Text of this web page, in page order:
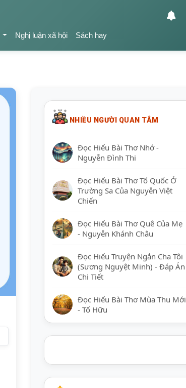
Nghị luận xã hội Sách hay
NHIỀU NGƯỜI QUAN TÂM
Đọc Hiểu Bài Thơ Nhớ -
Nguyễn Đình Thi
Đọc Hiểu Bài Thơ Tổ Quốc Ở
Trường Sa Của Nguyễn Việt
Chiến
Đọc Hiểu Bài Thơ Quê Của Mẹ
- Nguyễn Khánh Châu
Đọc Hiểu Truyện Ngắn Cha Tôi
(Sương Nguyệt Minh) - Đáp Án
Chi Tiết
Đọc Hiểu Bài Thơ Mùa Thu Mới
- Tố Hữu